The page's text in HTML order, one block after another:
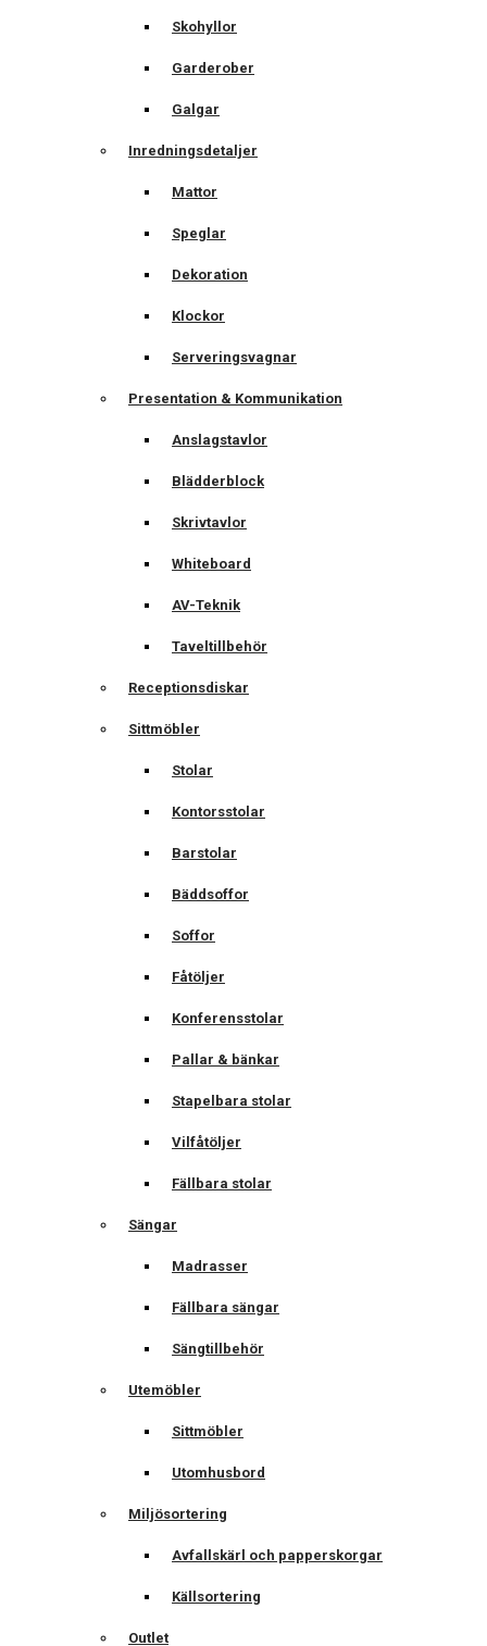
Skohyllor
Garderober
Galgar
Inredningsdetaljer
Mattor
Speglar
Dekoration
Klockor
Serveringsvagnar
Presentation & Kommunikation
Anslagstavlor
Blädderblock
Skrivtavlor
Whiteboard
AV-Teknik
Taveltillbehör
Receptionsdiskar
Sittmöbler
Stolar
Kontorsstolar
Barstolar
Bäddsoffor
Soffor
Fåtöljer
Konferensstolar
Pallar & bänkar
Stapelbara stolar
Vilfåtöljer
Fällbara stolar
Sängar
Madrasser
Fällbara sängar
Sängtillbehör
Utemöbler
Sittmöbler
Utomhusbord
Miljösortering
Avfallskärl och papperskorgar
Källsortering
Outlet